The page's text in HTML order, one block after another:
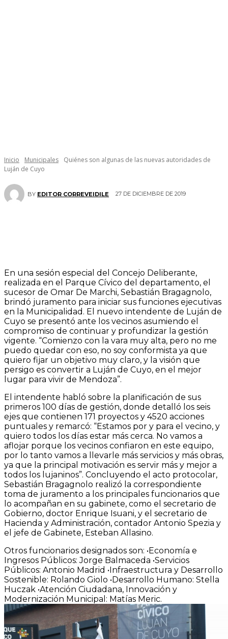
Inicio Municipales
Quiénes son algunas de las nuevas autoridades de
Luján de Cuyo
BY EDITOR CORREVEIDILE 27 DE DICIEMBRE DE 2019
En una sesión especial del Concejo Deliberante,
realizada en el Parque Cívico del departamento, el
sucesor de Omar De Marchi, Sebastián Bragagnolo,
brindó juramento para iniciar sus funciones ejecutivas
en la Municipalidad. El nuevo intendente de Luján de
Cuyo se presentó ante los vecinos asumiendo el
compromiso de continuar y profundizar la gestión
vigente. “Comienzo con la vara muy alta, pero no me
puedo quedar con eso, no soy conformista ya que
quiero fijar un objetivo muy claro, y la visión que
persigo es convertir a Luján de Cuyo, en el mejor
lugar para vivir de Mendoza”.
El intendente habló sobre la planificación de sus
primeros 100 días de gestión, donde detalló los seis
ejes que contienen 171 proyectos y 4520 acciones
puntuales y remarcó: “Estamos por y para el vecino, y
quiero todos los días estar más cerca. No vamos a
aflojar porque los vecinos confiaron en este equipo,
por lo tanto vamos a llevarle más servicios y más obras,
ya que la principal motivación es servir más y mejor a
todos los lujaninos”. Concluyendo el acto protocolar,
Sebastián Bragagnolo realizó la correspondiente
toma de juramento a los principales funcionarios que
lo acompañan en su gabinete, como el secretario de
Gobierno, doctor Enrique Isuani, y el secretario de
Hacienda y Administración, contador Antonio Spezia y
el jefe de Gabinete, Esteban Allasino.
Otros funcionarios designados son: •Economía e
Ingresos Públicos: Jorge Balmaceda •Servicios
Públicos: Antonio Madrid •Infraestructura y Desarrollo
Sostenible: Rolando Giolo •Desarrollo Humano: Stella
Huczak •Atención Ciudadana, Innovación y
Modernización Municipal: Matías Meric.